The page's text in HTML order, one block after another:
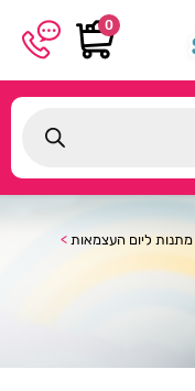
0
מתנות ליום העצמאות >